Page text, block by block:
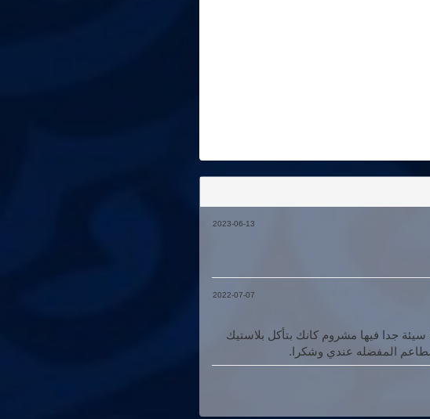
2023-06-13
جدا فيها مشروم كانك بتأكل بلاستيك
المفضله عندي وشكرا.
2022-07-07